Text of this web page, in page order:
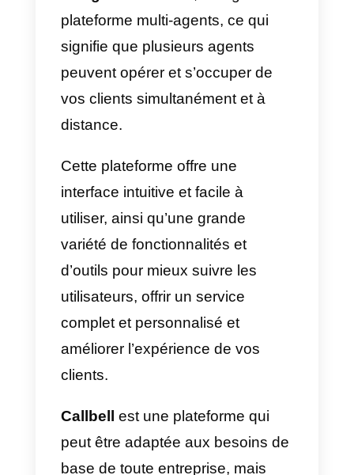
Callbellest une plateforme qui
permet de centraliser toutes les
interactions provenant
d’Instagram, WhatsApp,
Facebook Messenger et
Telegram. En outre, il s’agit
signifie que plusieurs agents
peuvent opérer et s’occuper de